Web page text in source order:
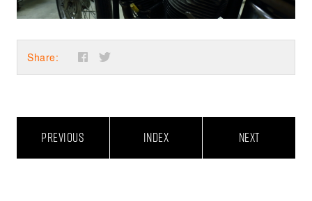
Share:
PREVIOUS INDEX NEXT